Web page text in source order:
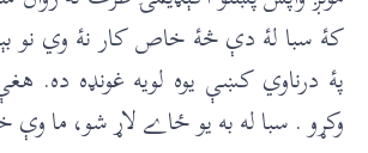
کۀ سبا لۀ دې څۀ خاص کار نۀ وي نو
پۀ درناوي کښې يوه لويه غونډه ده.
وکړو . سبا له به يو ځاے لاړ شو، ما